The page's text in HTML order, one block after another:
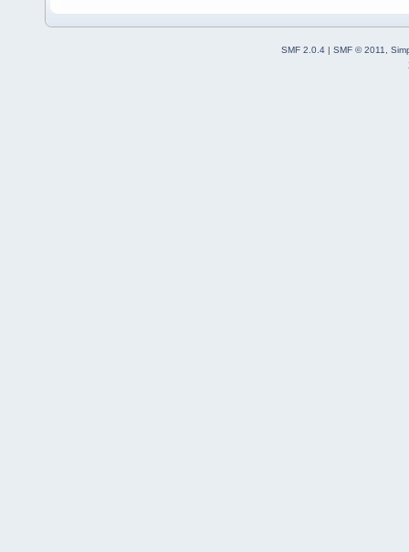
SMF 2.0.4 | SMF © 2011